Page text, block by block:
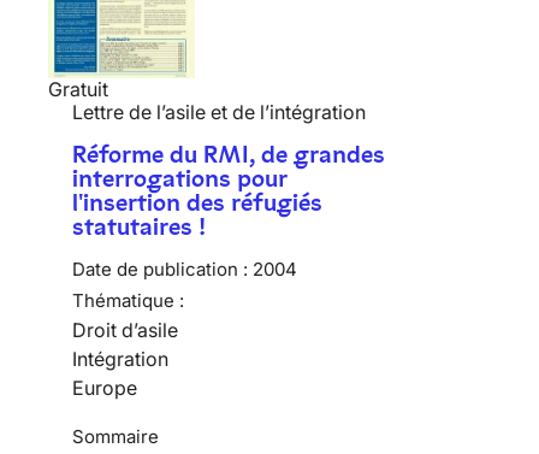
Gratuit
Lettre de l’asile et de l’intégration
Réforme du RMI, de grandes
interrogations pour
l'insertion des réfugiés
statutaires !
Date de publication : 2004
Thématique :
Droit d’asile
Intégration
Europe
Sommaire